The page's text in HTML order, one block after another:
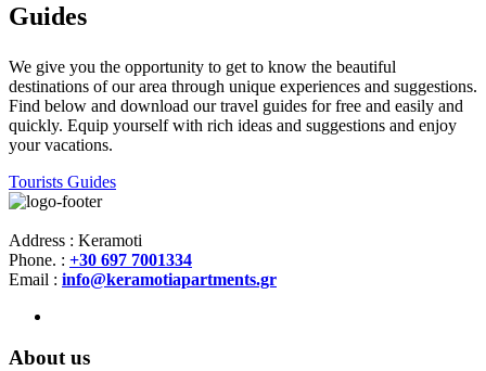
Guides
We give you the opportunity to get to know the beautiful
destinations of our area through unique experiences and suggestions.
Find below and download our travel guides for free and easily and
quickly. Equip yourself with rich ideas and suggestions and enjoy
your vacations.
Tourists Guides
Address : Keramoti
Phone. : +30 697 7001334
Email : info@keramotiapartments.gr
About us